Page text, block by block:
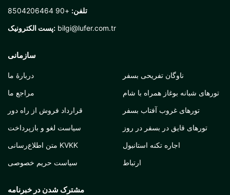
تلفن: +90 8504206464
پست الکترونیک: bilgi@lufer.com.tr
سازمانی
دربارهٔ ما
مراجع ما
قرارداد فروش از راه دور
سیاست لغو و بازپرداخت
متن اطلاع‌رسانی KVKK
سیاست حریم خصوصی
ناوگان تفریحی بسفر
تورهای شبانه بوغاز همراه با شام
تورهای غروب آفتاب بسفر
تورهای قایق در بسفر در روز
اجاره تکنه استانبول
ارتباط
مشترک شدن در خبرنامه